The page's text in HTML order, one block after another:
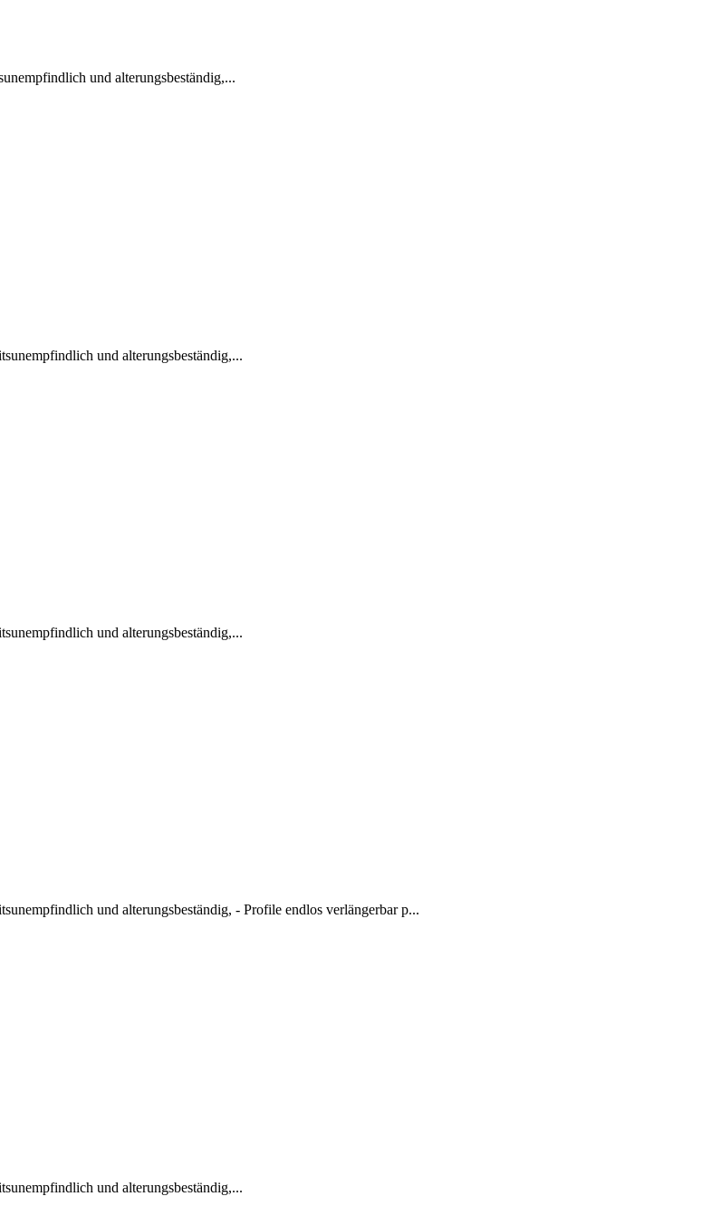
und alterungsbeständig,...
und alterungsbeständig,...
und alterungsbeständig,...
und alterungsbeständig, - Profile endlos verlängerbar p...
und alterungsbeständig,...